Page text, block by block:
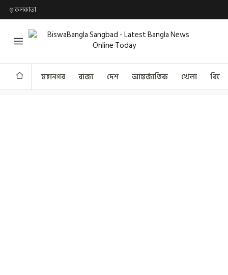
কলকাতা
মহানগর রাজ্য দেশ আন্তর্জাতিক খেলা